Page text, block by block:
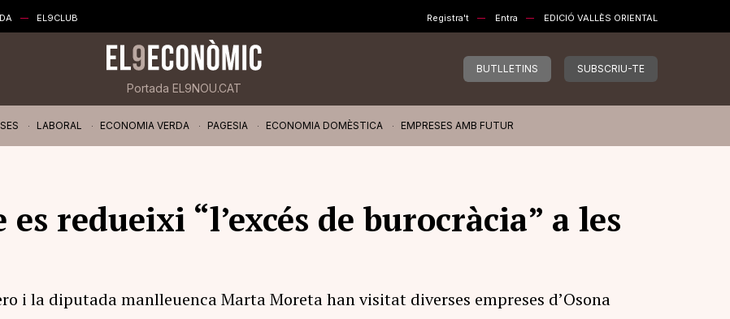
EL9CLUB Registra't Entra EDICIÓ VALLÈS ORIENTAL
Portada EL9NOU.CAT
BUTLLETINS SUBSCRIU-TE
LABORAL ECONOMIA VERDA PAGESIA ECONOMIA DOMÈSTICA EMPRESES AMB FUTUR
es redueixi “l’excés de burocràcia” a les
i la diputada manlleuenca Marta Moreta han visitat diverses empreses d’Osona